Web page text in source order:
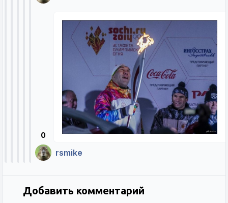
0
rsmike
Добавить комментарий